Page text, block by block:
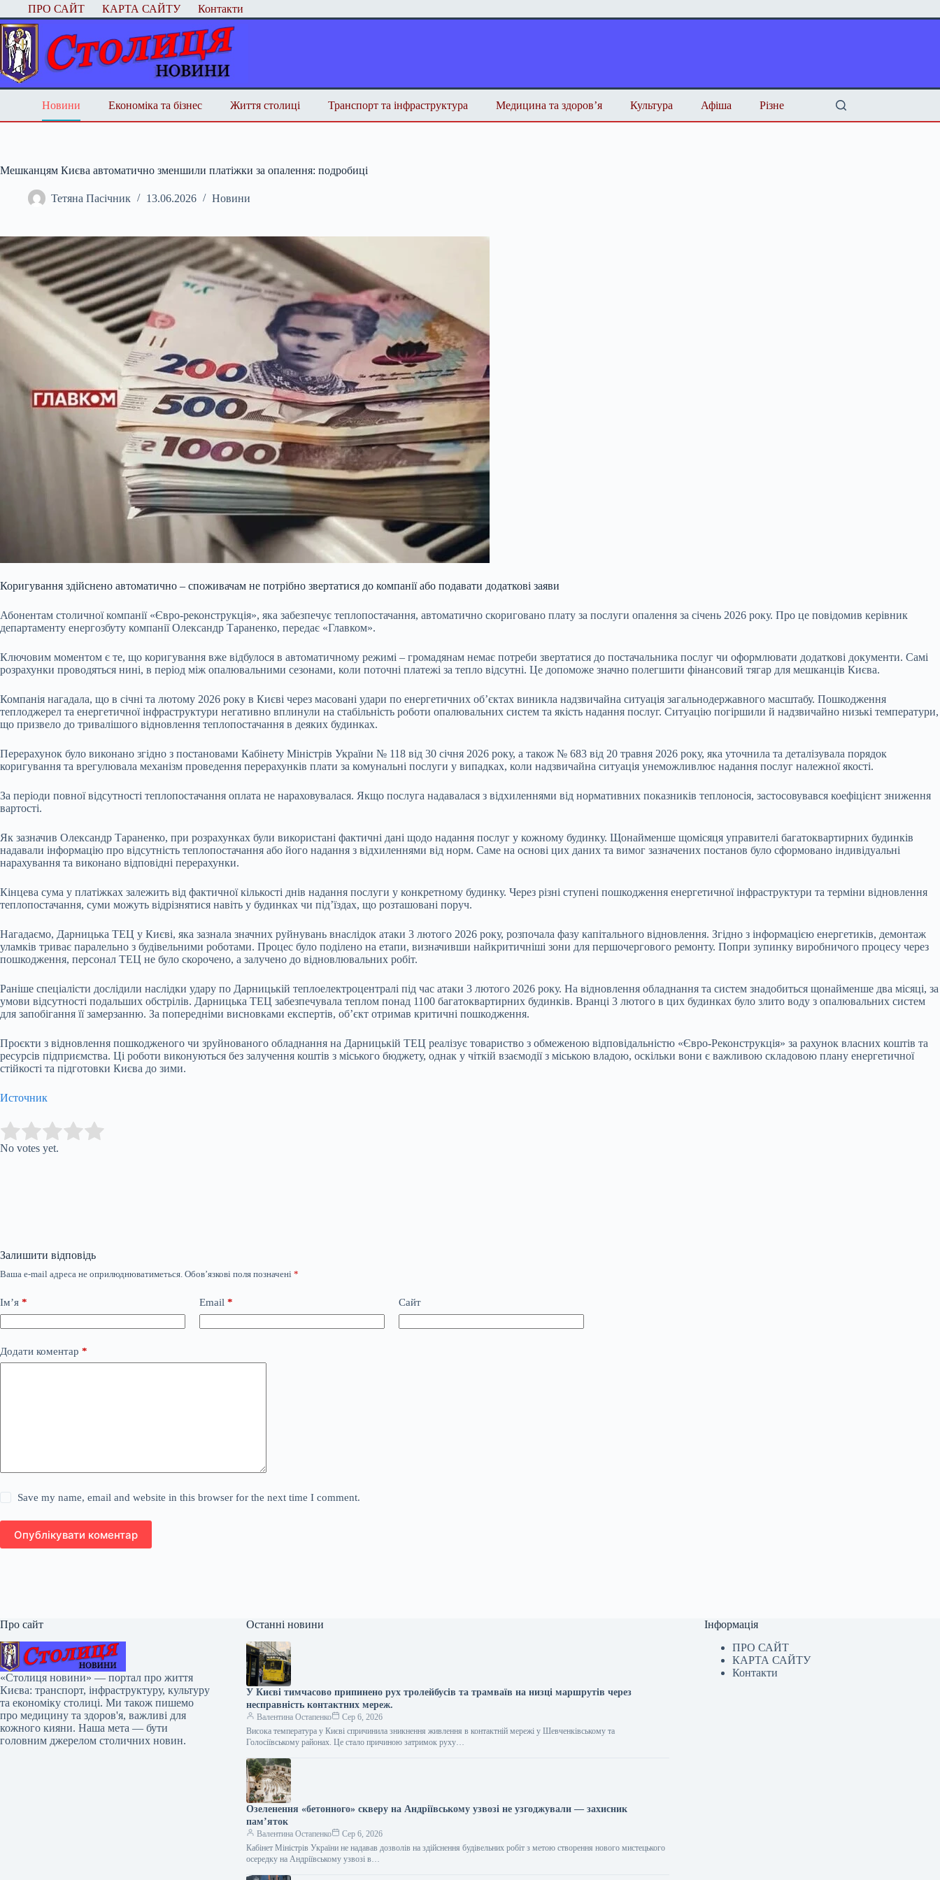
Перейти
до
вмісту
ПРО САЙТ КАРТА САЙТУ Контакти
Новини Економіка та бізнес Життя столиці Транспорт та інфраструктура Медицина та здоров’я Культура Афіша Різне
Мешканцям Києва автоматично зменшили платіжки за опалення: подробиці
Тетяна Пасічник 13.06.2026 Новини
Коригування здійснено автоматично – споживачам не потрібно звертатися до компанії або подавати додаткові заяви
Абонентам столичної компанії «Євро-реконструкція», яка забезпечує теплопостачання, автоматично скориговано плату за послуги опалення за січень 2026 року. Про це повідомив керівник
департаменту енергозбуту компанії Олександр Тараненко, передає «Главком».
Ключовим моментом є те, що коригування вже відбулося в автоматичному режимі – громадянам немає потреби звертатися до постачальника послуг чи оформлювати додаткові документи. Самі
розрахунки проводяться нині, в період між опалювальними сезонами, коли поточні платежі за тепло відсутні. Це допоможе значно полегшити фінансовий тягар для мешканців Києва.
Компанія нагадала, що в січні та лютому 2026 року в Києві через масовані удари по енергетичних об’єктах виникла надзвичайна ситуація загальнодержавного масштабу. Пошкодження
теплоджерел та енергетичної інфраструктури негативно вплинули на стабільність роботи опалювальних систем та якість надання послуг. Ситуацію погіршили й надзвичайно низькі температури,
що призвело до тривалішого відновлення теплопостачання в деяких будинках.
Перерахунок було виконано згідно з постановами Кабінету Міністрів України № 118 від 30 січня 2026 року, а також № 683 від 20 травня 2026 року, яка уточнила та деталізувала порядок
коригування та врегулювала механізм проведення перерахунків плати за комунальні послуги у випадках, коли надзвичайна ситуація унеможливлює надання послуг належної якості.
За періоди повної відсутності теплопостачання оплата не нараховувалася. Якщо послуга надавалася з відхиленнями від нормативних показників теплоносія, застосовувався коефіцієнт зниження
вартості.
Як зазначив Олександр Тараненко, при розрахунках були використані фактичні дані щодо надання послуг у кожному будинку. Щонайменше щомісяця управителі багатоквартирних будинків
надавали інформацію про відсутність теплопостачання або його надання з відхиленнями від норм. Саме на основі цих даних та вимог зазначених постанов було сформовано індивідуальні
нарахування та виконано відповідні перерахунки.
Кінцева сума у платіжках залежить від фактичної кількості днів надання послуги у конкретному будинку. Через різні ступені пошкодження енергетичної інфраструктури та терміни відновлення
теплопостачання, суми можуть відрізнятися навіть у будинках чи під’їздах, що розташовані поруч.
Нагадаємо, Дарницька ТЕЦ у Києві, яка зазнала значних руйнувань внаслідок атаки 3 лютого 2026 року, розпочала фазу капітального відновлення. Згідно з інформацією енергетиків, демонтаж
уламків триває паралельно з будівельними роботами. Процес було поділено на етапи, визначивши найкритичніші зони для першочергового ремонту. Попри зупинку виробничого процесу через
пошкодження, персонал ТЕЦ не було скорочено, а залучено до відновлювальних робіт.
Раніше спеціалісти дослідили наслідки удару по Дарницькій теплоелектроцентралі під час атаки 3 лютого 2026 року. На відновлення обладнання та систем знадобиться щонайменше два місяці, за
умови відсутності подальших обстрілів. Дарницька ТЕЦ забезпечувала теплом понад 1100 багатоквартирних будинків. Вранці 3 лютого в цих будинках було злито воду з опалювальних систем
для запобігання її замерзанню. За попередніми висновками експертів, об’єкт отримав критичні пошкодження.
Проєкти з відновлення пошкодженого чи зруйнованого обладнання на Дарницькій ТЕЦ реалізує товариство з обмеженою відповідальністю «Євро-Реконструкція» за рахунок власних коштів та
ресурсів підприємства. Ці роботи виконуються без залучення коштів з міського бюджету, однак у чіткій взаємодії з міською владою, оскільки вони є важливою складовою плану енергетичної
стійкості та підготовки Києва до зими.
Источник
Rate this item:
No votes yet.
Залишити відповідь
Ваша e-mail адреса не оприлюднюватиметься. Обов’язкові поля позначені *
Ім’я * Email * Сайт
Додати коментар *
Save my name, email and website in this browser for the next time I comment.
Опублікувати коментар
Про сайт
«Столиця новини» — портал про життя
Києва: транспорт, інфраструктуру, культуру
та економіку столиці. Ми також пишемо
про медицину та здоров'я, важливі для
кожного кияни. Наша мета — бути
головним джерелом столичних новин.
Останні новини
У Києві тимчасово припинено рух тролейбусів та трамваїв на низці маршрутів через
несправність контактних мереж.
Валентина Остапенко
Сер 6, 2026
Висока температура у Києві спричинила зникнення живлення в контактній мережі у Шевченківському та
Голосіївському районах. Це стало причиною затримок руху…
Озеленення «бетонного» скверу на Андріївському узвозі не узгоджували — захисник
пам’яток
Валентина Остапенко
Сер 6, 2026
Кабінет Міністрів України не надавав дозволів на здійснення будівельних робіт з метою створення нового мистецького
осередку на Андріївському узвозі в…
Інформація
ПРО САЙТ
КАРТА САЙТУ
Контакти